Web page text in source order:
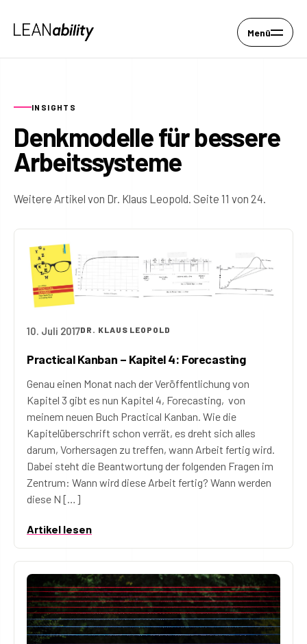
Menü
INSIGHTS
Denkmodelle für bessere
Arbeitssysteme
Weitere Artikel von Dr. Klaus Leopold. Seite 11 von 24.
10. Juli 2017DR. KLAUS LEOPOLD
Practical Kanban – Kapitel 4: Forecasting
Genau einen Monat nach der Veröffentlichung von
Kapitel 3 gibt es nun Kapitel 4, Forecasting, von
meinem neuen Buch Practical Kanban. Wie die
Kapitelüberschrift schon verrät, es dreht sich alles
darum, Vorhersagen zu treffen, wann Arbeit fertig wird.
Dabei steht die Beantwortung der folgenden Fragen im
Zentrum: Wann wird diese Arbeit fertig? Wann werden
diese N […]
Artikel lesen